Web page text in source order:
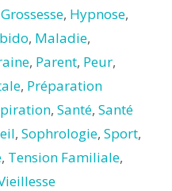
Grossesse, Hypnose,
, Maladie,
, Parent, Peur,
, Préparation
, Santé, Santé
, Sophrologie, Sport,
, Tension Familiale,